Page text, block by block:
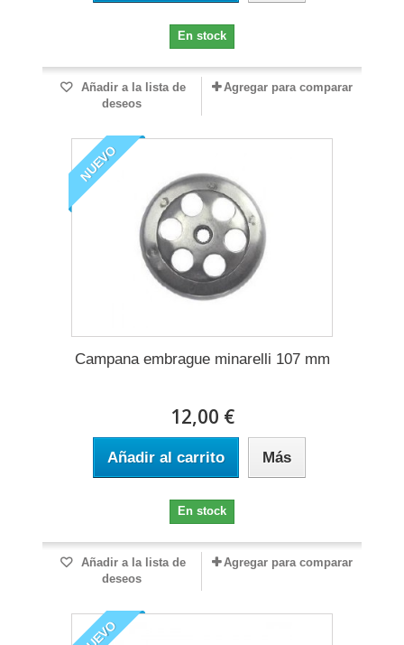
En stock
Añadir a la lista de
deseos
Agregar para comparar
NUEVO
Campana embrague minarelli 107 mm
12,00 €
Añadir al carrito Más
En stock
Añadir a la lista de
deseos
Agregar para comparar